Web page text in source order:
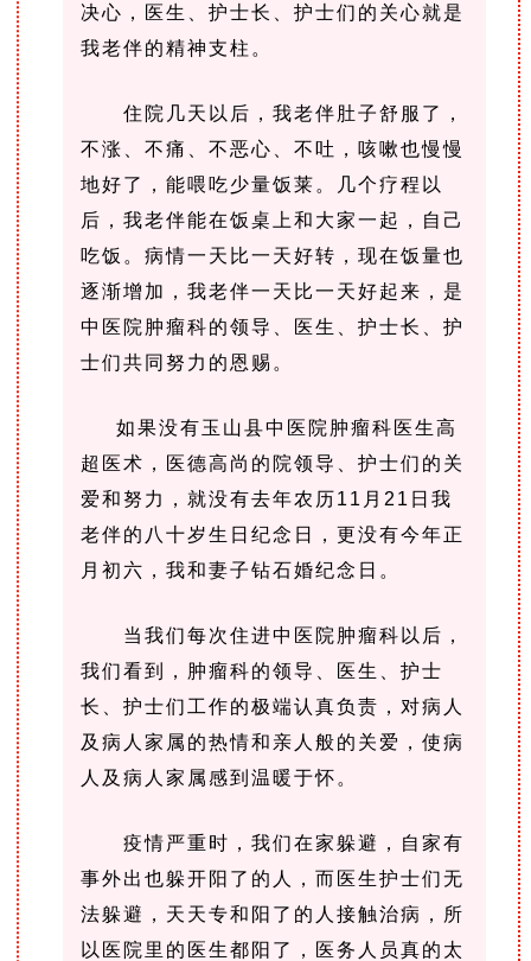
决心，医生、护士长、护士们的关心就是
我老伴的精神支柱。
住院几天以后，我老伴肚子舒服了，
不涨、不痛、不恶心、不吐，咳嗽也慢慢
地好了，能喂吃少量饭莱。几个疗程以
后，我老伴能在饭桌上和大家一起，自己
吃饭。病情一天比一天好转，现在饭量也
逐渐增加，我老伴一天比一天好起来，是
中医院肿瘤科的领导、医生、护士长、护
士们共同努力的恩赐。
如果没有玉山县中医院肿瘤科医生高
超医术，医德高尚的院领导、护士们的关
爱和努力，就没有去年农历11月21日我
老伴的八十岁生日纪念日，更没有今年正
月初六，我和妻子钻石婚纪念日。
当我们每次住进中医院肿瘤科以后，
我们看到，肿瘤科的领导、医生、护士
长、护士们工作的极端认真负责，对病人
及病人家属的热情和亲人般的关爱，使病
人及病人家属感到温暖于怀。
疫情严重时，我们在家躲避，自家有
事外出也躲开阳了的人，而医生护士们无
法躲避，天天专和阳了的人接触治病，所
以医院里的医生都阳了，医务人员真的太